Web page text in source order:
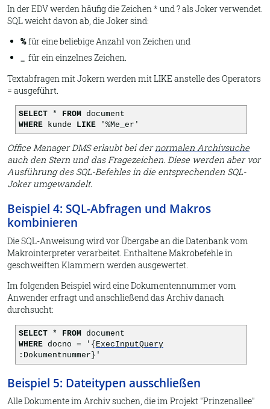
In der EDV werden häufig die Zeichen * und ? als Joker verwendet.
SQL weicht davon ab, die Joker sind:
%für eine beliebige Anzahl von Zeichen und
_für ein einzelnes Zeichen.
Textabfragen mit Jokern werden mit LIKE anstelle des Operators
= ausgeführt.
SELECT* FROMdocument
WHEREkunde LIKE'%Me_er'
Office Manager DMS erlaubt bei dernormalen Archivsuche
auch den Stern und das Fragezeichen. Diese werden aber vor
Ausführung des SQL-Befehles in die entsprechenden SQL-
Joker umgewandelt.
Beispiel 4: SQL-Abfragen und Makros
kombinieren
Die SQL-Anweisung wird vor Übergabe an die Datenbank vom
Makrointerpreter verarbeitet. Enthaltene Makrobefehle in
geschweiften Klammern werden ausgewertet.
Im folgenden Beispiel wird eine Dokumentennummer vom
Anwender erfragt und anschließend das Archiv danach
durchsucht:
SELECT* FROMdocument
WHEREdocno = '{ExecInputQuery
:Dokumentnummer}'
Beispiel 5: Dateitypen ausschließen
Alle Dokumente im Archiv suchen, die im Projekt "Prinzenallee"